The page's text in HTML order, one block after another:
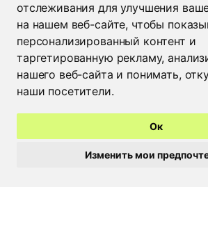
отслеживания для улучшения
на нашем веб-сайте, чтобы
персонализированный контент и
таргетированную рекламу,
нашего веб-сайта и понимать,
наши посетители.
Ок
Изменить мои
Минск
+375 29
Москва
+7 926
Брест
+375 44
Пинск
+375 29
Барановичи
+375 44
Гомель
+375 236 22
Бобруйск
+375 29
Могилев
+375 222 24